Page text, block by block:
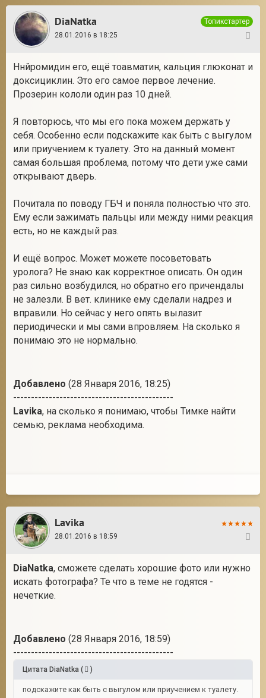
DiaNatka
Топикстартер
28.01.2016 в 18:25
Ннйромидин его, ещё тоавматин, кальция глюконат и
доксициклин. Это его самое первое лечение.
Прозерин кололи один раз 10 дней.
Я повторюсь, что мы его пока можем держать у
себя. Особенно если подскажите как быть с выгулом
или приучением к туалету. Это на данный момент
самая большая проблема, потому что дети уже сами
открывают дверь.
Почитала по поводу ГБЧ и поняла полностью что это.
Ему если зажимать пальцы или между ними реакция
есть, но не каждый раз.
И ещё вопрос. Может можете посоветовать
уролога? Не знаю как корректное описать. Он один
раз сильно возбудился, но обратно его причендалы
не залезли. В вет. клинике ему сделали надрез и
вправили. Но сейчас у него опять вылазит
периодически и мы сами впровляем. На сколько я
понимаю это не нормально.
Добавлено (28 Января 2016, 18:25)
---------------------------------------------
Lavika, на сколько я понимаю, чтобы Тимке найти
семью, реклама необходима.
Lavika
28.01.2016 в 18:59
DiaNatka, сможете сделать хорошие фото или нужно
искать фотографа? Те что в теме не годятся -
нечеткие.
Добавлено (28 Января 2016, 18:59)
---------------------------------------------
Цитата DiaNatka ( )
подскажите как быть с выгулом или приучением к туалету.